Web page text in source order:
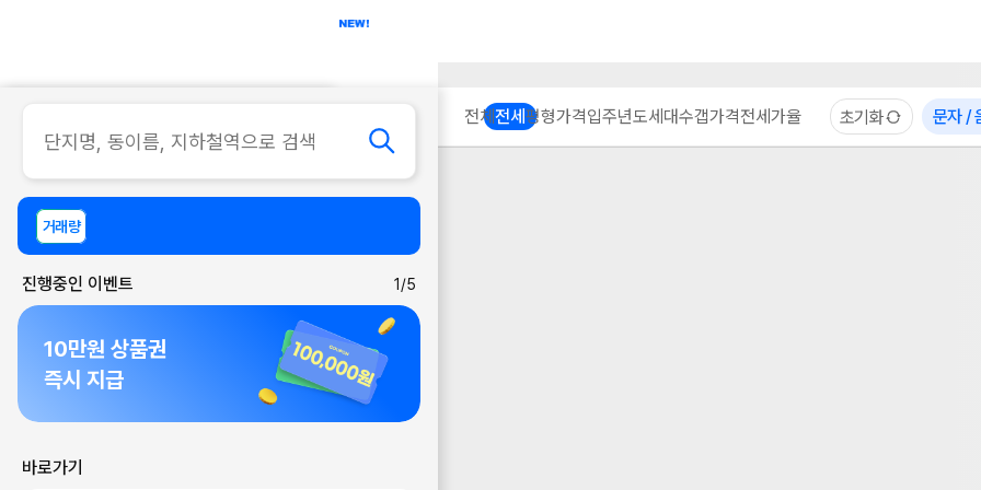
사무실
거래량
진행중인 이벤트 1/5
10만원 상품권
즉시 지급
바로가기
전체전세 평형가격입주년도세대수갭가격전세가율 초기화 문자 /